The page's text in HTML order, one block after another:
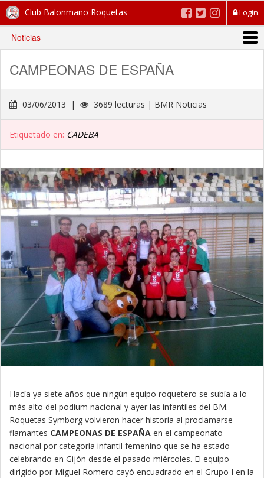
Login
Club Balonmano Roquetas
Noticias
CAMPEONAS DE ESPAÑA
03/06/2013 | 3689 lecturas | BMR Noticias
Etiquetado en: CADEBA
Hacía ya siete años que ningún equipo roquetero se subía a lo
más alto del podium nacional y ayer las infantiles del BM.
Roquetas Symborg volvieron hacer historia al proclamarse
flamantes CAMPEONAS DE ESPAÑA en el campeonato
nacional por categoría infantil femenino que se ha estado
celebrando en Gijón desde el pasado miércoles. El equipo
dirigido por Miguel Romero cayó encuadrado en el Grupo I en la